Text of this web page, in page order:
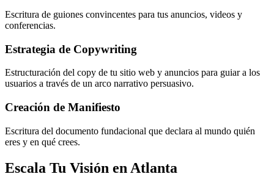
Escritura de guiones convincentes para tus anuncios, videos y
conferencias.
Estrategia de Copywriting
Estructuración del copy de tu sitio web y anuncios para guiar a los
usuarios a través de un arco narrativo persuasivo.
Creación de Manifiesto
Escritura del documento fundacional que declara al mundo quién
eres y en qué crees.
Escala Tu Visión en Atlanta